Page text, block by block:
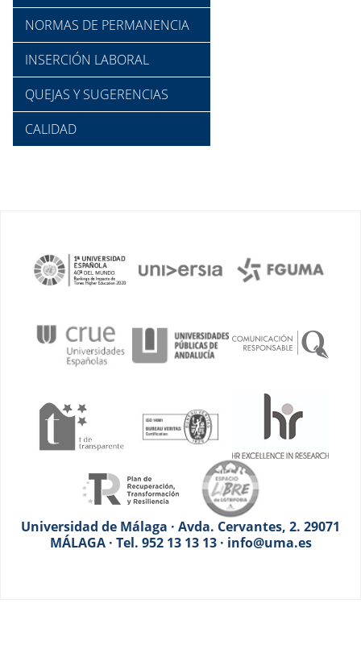
NORMAS DE PERMANENCIA
INSERCIÓN LABORAL
QUEJAS Y SUGERENCIAS
CALIDAD
Universidad de Málaga · Avda. Cervantes, 2. 29071
MÁLAGA · Tel. 952 13 13 13 · info@uma.es